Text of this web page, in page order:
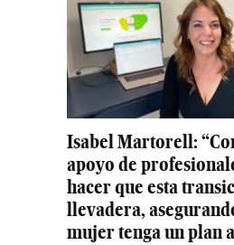
Isabel Martorell:
apoyo de
hacer que esta
llevadera,
mujer tenga un plan